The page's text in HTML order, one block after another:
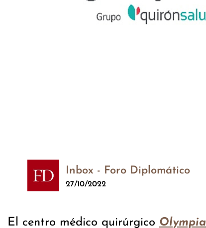
Inbox - Foro Diplomático
27/10/2022
El centro médico quirúrgico Olympia